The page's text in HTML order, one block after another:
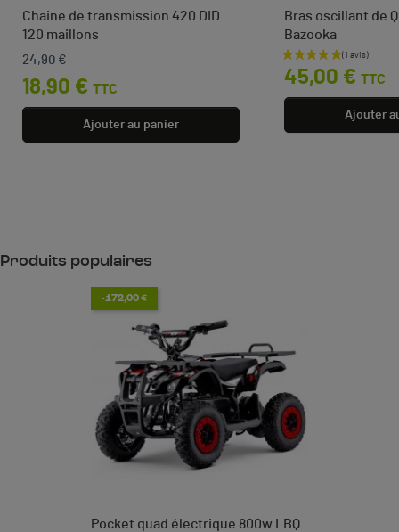
Chaine de transmission 420 DID
120 maillons
Prix de base
24,90 €
Prix
18,90 € TTC
Ajouter au panier
Bras oscillant de
Bazooka
Prix
45,00 € TTC
Ajouter
Produits populaires
-172,00 €
Pocket quad électrique 800w LBQ